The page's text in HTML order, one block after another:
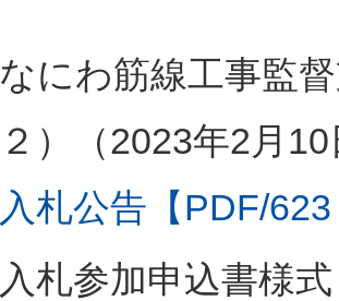
なにわ筋線工事監
２）（2023年2月
入札公告【PDF/
入札参加申込書様式